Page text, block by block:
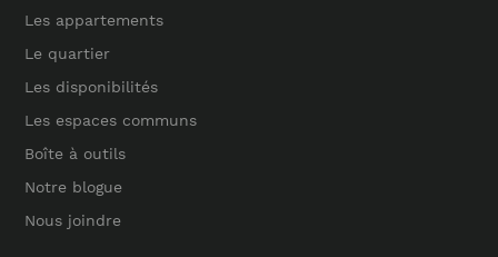
Les appartements
Le quartier
Les disponibilités
Les espaces communs
Boîte à outils
Notre blogue
Nous joindre